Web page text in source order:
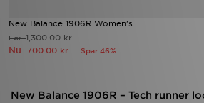
New Balance 1906R Women's
Før1,300.00 kr.
Nu 700.00 kr. Spar 46%
New Balance 1906R – Tech runner